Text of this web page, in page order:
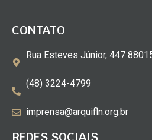
CONTATO
Rua Esteves Júnior, 447
(48) 3224-4799
imprensa@arquifln.org.br